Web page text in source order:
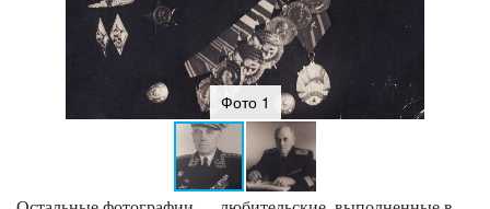
Фото 1